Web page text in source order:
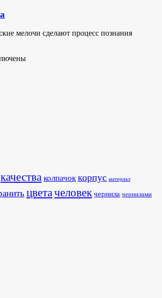
мелочи сделают процесс познания
качества колпачок корпус материал
цвета человек чернила чернилами